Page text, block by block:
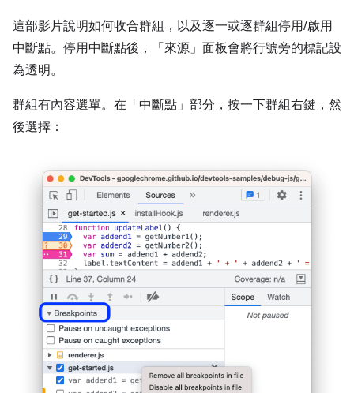
這部影片說明如何收合群組，以及逐一或逐群組停用/啟用
中斷點。停用中斷點後，「來源」 面板會將行號旁的標記設
為透明。
群組有內容選單。在「中斷點」 部分，按一下群組右鍵，然
後選擇：